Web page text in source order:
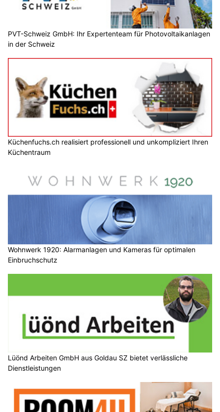
PVT-Schweiz GmbH: Ihr Expertenteam für Photovoltaikanlagen
in der Schweiz
Küchenfuchs.ch realisiert professionell und unkompliziert Ihren
Küchentraum
Wohnwerk 1920: Alarmanlagen und Kameras für optimalen
Einbruchschutz
Lüönd Arbeiten GmbH aus Goldau SZ bietet verlässliche
Dienstleistungen